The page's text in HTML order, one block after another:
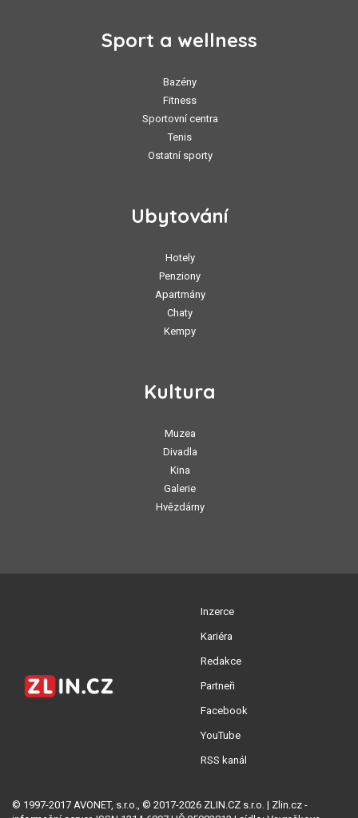
Sport a wellness
Bazény
Fitness
Sportovní centra
Tenis
Ostatní sporty
Ubytování
Hotely
Penziony
Apartmány
Chaty
Kempy
Kultura
Muzea
Divadla
Kina
Galerie
Hvězdárny
Inzerce
Kariéra
Redakce
Partneři
Facebook
YouTube
RSS kanál
© 1997-2017 AVONET, s.r.o., © 2017-2026 ZLIN.CZ s.r.o. | Zlin.cz -